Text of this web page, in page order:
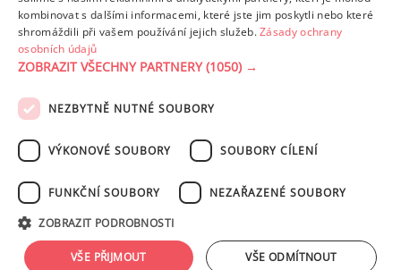
Detailní rozpis
PODMÍNKY UŽITÍ ZÁSADY OCHRANY OSOBNÍCH ÚDAJŮ
NASTAVENÍ COOKIES
tohoto serveru je bez písemného souhlasu provozovatele zakázáno.
Design: Eva Roverová
kombinovat s dalšími informacemi, které jste jim poskytli nebo které
shromáždili při vašem používání jejich služeb.Zásady ochrany
osobních údajů
ZOBRAZIT VŠECHNY PARTNERY(1050) →
NEZBYTNĚ NUTNÉ SOUBORY
VÝKONOVÉ SOUBORY SOUBORY CÍLENÍ
FUNKČNÍ SOUBORY NEZAŘAZENÉ SOUBORY
ZOBRAZIT PODROBNOSTI
VŠE PŘIJMOUT VŠE ODMÍTNOUT